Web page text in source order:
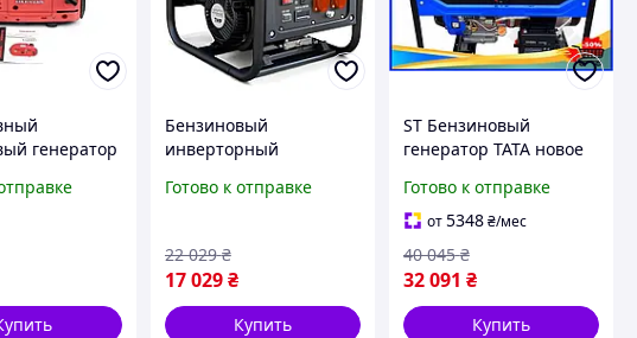
генератор
кВт) -
Бензиновый
инверторный
кВт электрогенератор
профессиональный
Готово к отправке
17 029 ₴
22 029 ₴
Купить
ST Бензиновый
генератор TATA новое
5KW с
электростартером -
220V 5.5кВт резервный
и OST|ER
Готово к отправке
от5348₴/мес
32 091 ₴
40 045 ₴
Купить